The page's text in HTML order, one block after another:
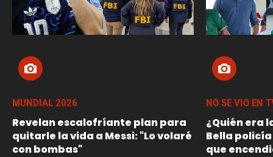
MUNDIAL 2026
Revelan escalofríante plan para
quitarle la vida a Messi: "Lo volaré
con bombas"
NO SE VIO EN
¿Quién era
Bella policía
que